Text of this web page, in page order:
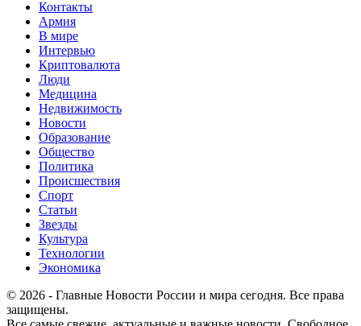
Контакты
Армия
В мире
Интервью
Криптовалюта
Люди
Медицина
Недвижимость
Новости
Образование
Общество
Политика
Происшествия
Спорт
Статьи
Звезды
Культура
Технологии
Экономика
© 2026 - Главные Новости России и мира сегодня. Все права
защищены.